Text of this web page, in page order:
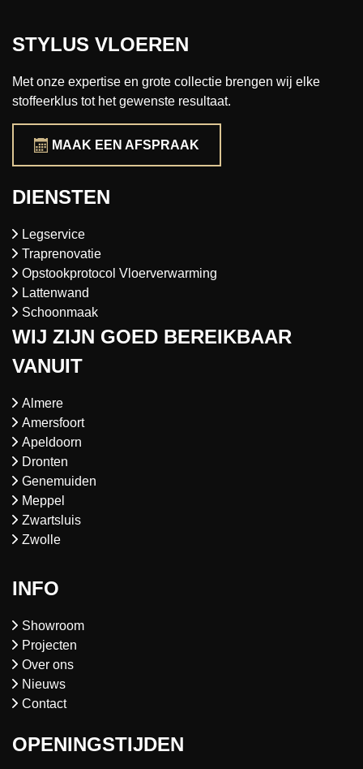
STYLUS VLOEREN
Met onze expertise en grote collectie brengen wij elke
stoffeerklus tot het gewenste resultaat.
MAAK EEN AFSPRAAK
DIENSTEN
Legservice
Traprenovatie
Opstookprotocol Vloerverwarming
Lattenwand
Schoonmaak
WIJ ZIJN GOED BEREIKBAAR
VANUIT
Almere
Amersfoort
Apeldoorn
Dronten
Genemuiden
Meppel
Zwartsluis
Zwolle
INFO
Showroom
Projecten
Over ons
Nieuws
Contact
OPENINGSTIJDEN